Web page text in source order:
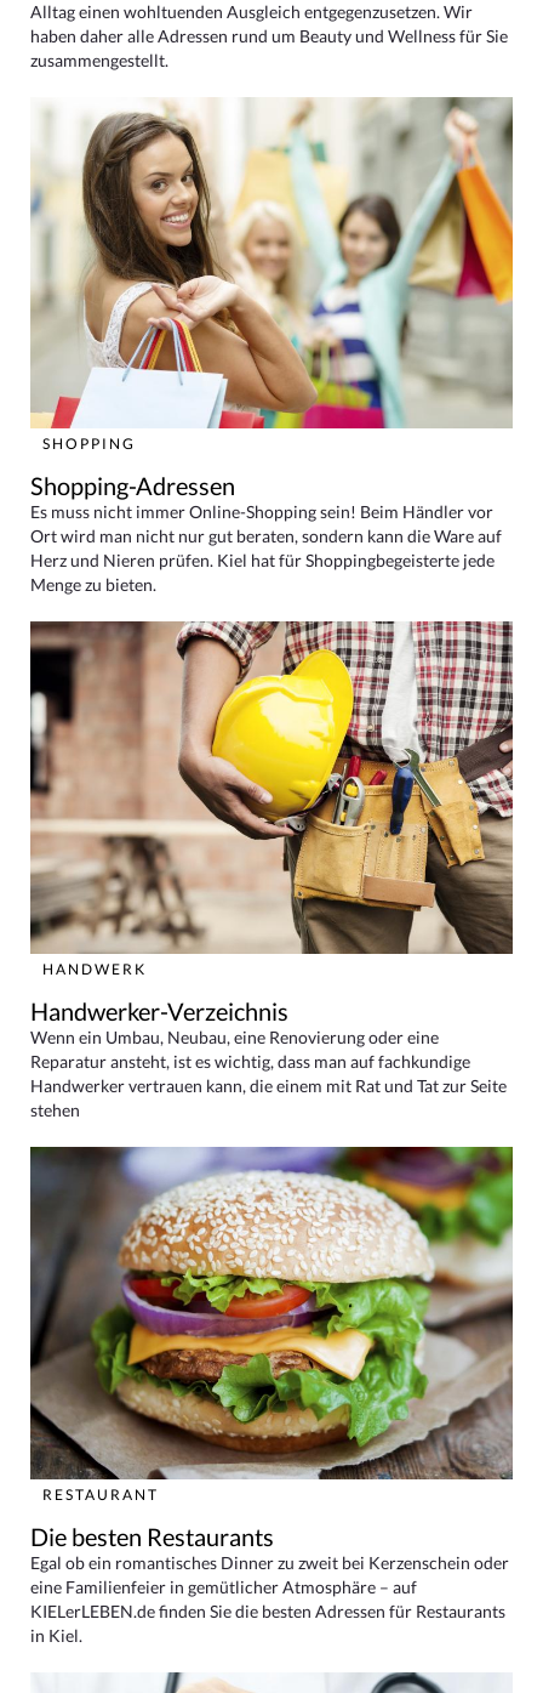
Alltag einen wohltuenden Ausgleich entgegenzusetzen. Wir
haben daher alle Adressen rund um Beauty und Wellness für Sie
zusammengestellt.
SHOPPING
Shopping-Adressen
Es muss nicht immer Online-Shopping sein! Beim Händler vor
Ort wird man nicht nur gut beraten, sondern kann die Ware auf
Herz und Nieren prüfen. Kiel hat für Shoppingbegeisterte jede
Menge zu bieten.
HANDWERK
Handwerker-Verzeichnis
Wenn ein Umbau, Neubau, eine Renovierung oder eine
Reparatur ansteht, ist es wichtig, dass man auf fachkundige
Handwerker vertrauen kann, die einem mit Rat und Tat zur Seite
stehen
RESTAURANT
Die besten Restaurants
Egal ob ein romantisches Dinner zu zweit bei Kerzenschein oder
eine Familienfeier in gemütlicher Atmosphäre – auf
KIELerLEBEN.de finden Sie die besten Adressen für Restaurants
in Kiel.